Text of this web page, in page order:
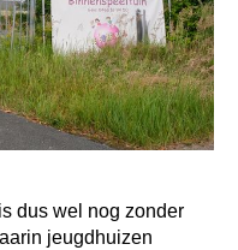
dus wel nog zonder
jeugdhuizen